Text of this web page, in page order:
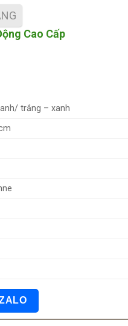
Cao Cấp
trắng – xanh